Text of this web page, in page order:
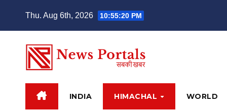
Thu. Aug 6th, 2026 10:55:21 PM
INDIA HIMACHAL WORLD